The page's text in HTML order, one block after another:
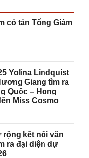
có tân Tổng Giám
Yolina Lindquist
Giang tìm ra
Quốc – Hong
Miss Cosmo
rộng kết nối văn
ra đại diện dự